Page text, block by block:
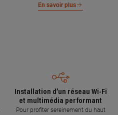
En savoir plus
Installation d’un réseau Wi-Fi
et multimédia performant
Pour profiter sereinement du haut